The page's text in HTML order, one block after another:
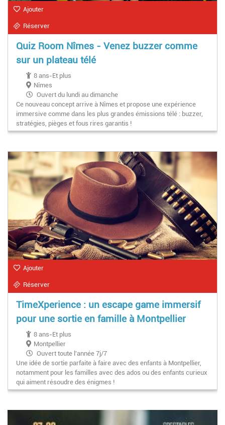
Ajouter
Réserver
Quiz Room Nîmes - Venez buzzer comme
sur un plateau télé
8 ans-Et plus
Nîmes
Ouvert du lundi au dimanche
Ce nouveau concept arrive à Nîmes et propose une expérience
immersive comme dans les plus grandes émissions télé : buzzer,
stratégies, pièges et fous rires garantis !
Ajouter
Réserver
TimeXperience : un escape game immersif
pour une sortie en famille à Montpellier
8 ans-Et plus
Montpellier
Ouvert toute l'année 7j/7
Une idée de sortie parfaite à faire avec des enfants à Montpellier,
notamment pour les familles avec des ados ou des enfants curieux
qui aiment résoudre des énigmes !